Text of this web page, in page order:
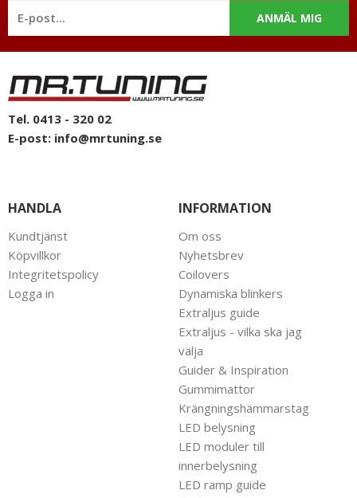
ANMÄL MIG
Tel. 0413 - 320 02
E-post: info@mrtuning.se
HANDLA
Kundtjänst
Köpvillkor
Integritetspolicy
Logga in
INFORMATION
Om oss
Nyhetsbrev
Coilovers
Dynamiska blinkers
Extraljus guide
Extraljus - vilka ska jag
välja
Guider & Inspiration
Gummimattor
Krängningshämmarstag
LED belysning
LED moduler till
innerbelysning
LED ramp guide